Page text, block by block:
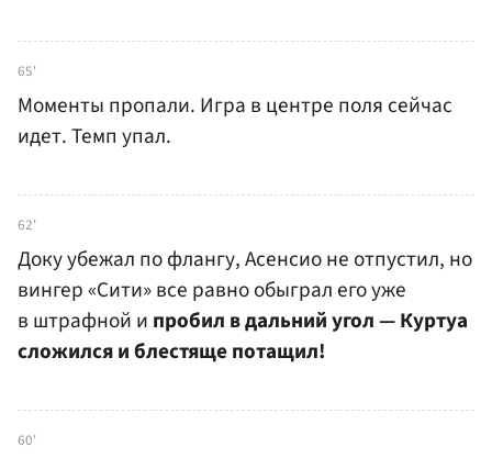
65'
Моменты пропали. Игра в центре поля сейчас
идет. Темп упал.
62'
Доку убежал по флангу, Асенсио не отпустил, но
вингер «Сити» все равно обыграл его уже
в штрафной и пробил в дальний угол — Куртуа
сложился и блестяще потащил!
60'